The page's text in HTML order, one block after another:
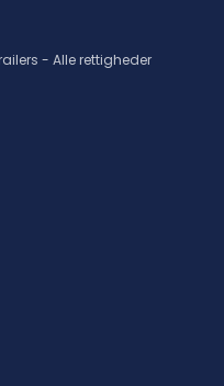
- Alle rettigheder